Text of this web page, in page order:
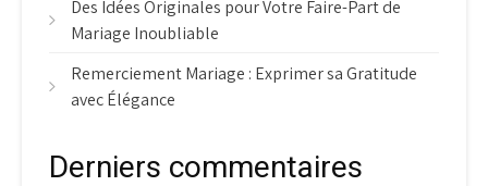
Des Idées Originales pour Votre Faire-Part de
Mariage Inoubliable
Remerciement Mariage : Exprimer sa Gratitude
avec Élégance
Derniers commentaires